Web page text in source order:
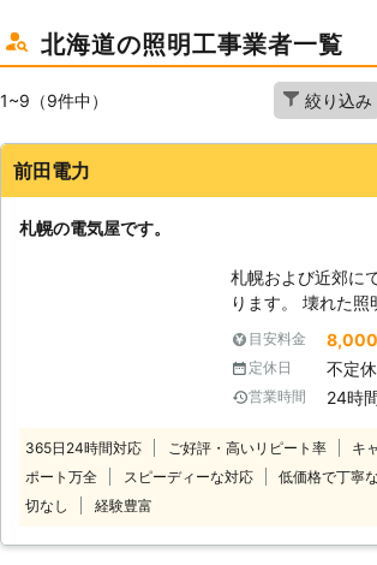
北海道の照明工事業者一覧
1~9（9件中） 絞り込み
前田電力
札幌の電気屋です。
札幌および近郊に
ります。 壊れた照
ンセント交換 コン
EVコンセント新設
電気工事 店舗改修
改修電気工事
目安料金
定休日 不定休
営業時間 24時
365日24時間対応 ご好評・高いリピート率 キ
ポート万全
スピーディーな対応 低価格で丁寧
切なし
経験豊富